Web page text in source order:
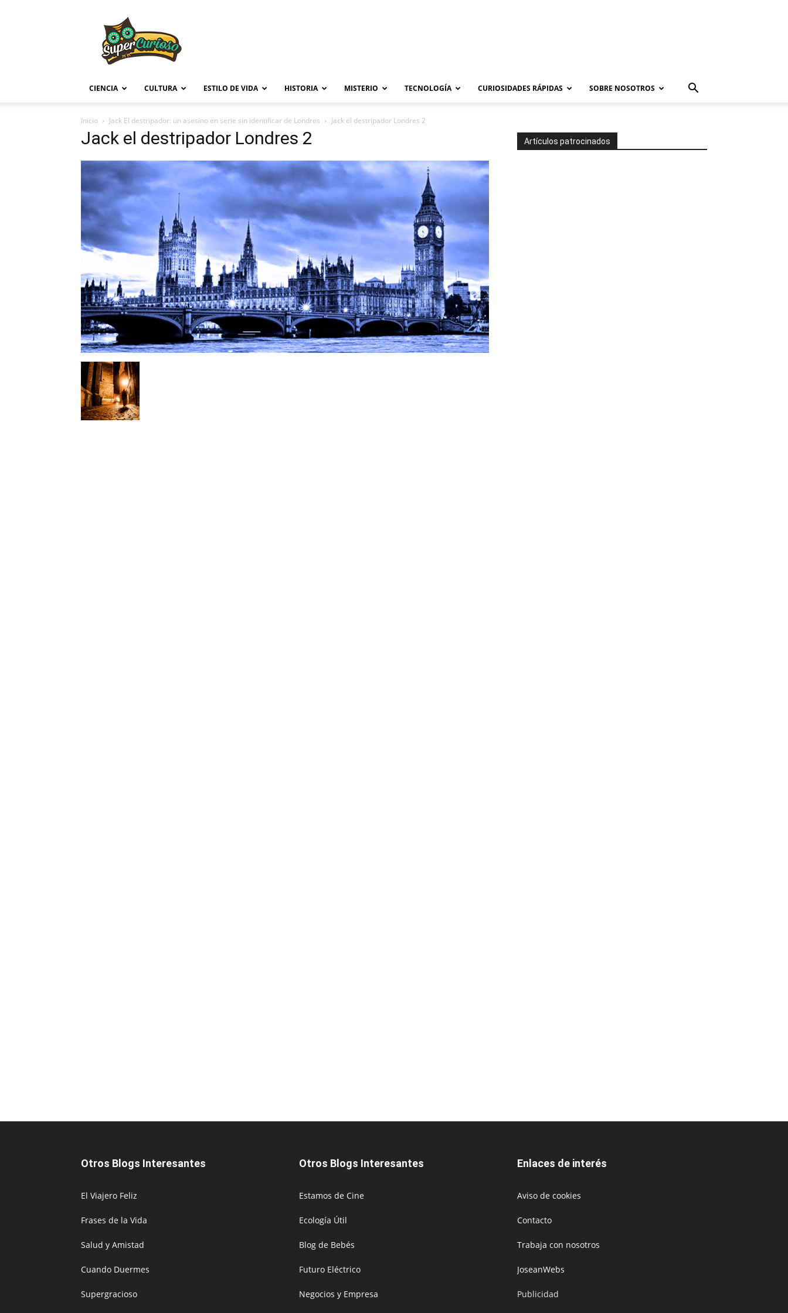
CIENCIA CULTURA ESTILO DE VIDA HISTORIA MISTERIO TECNOLOGÍA CURIOSIDADES RÁPIDAS SOBRE NOSOTROS
Inicio Jack El destripador: un asesino en serie sin identificar de Londres Jack el destripador Londres 2
Jack el destripador Londres 2 Artículos patrocinados
Otros Blogs Interesantes
El Viajero Feliz
Frases de la Vida
Salud y Amistad
Cuando Duermes
Supergracioso
Otros Blogs Interesantes
Estamos de Cine
Ecología Útil
Blog de Bebés
Futuro Eléctrico
Negocios y Empresa
Enlaces de interés
Aviso de cookies
Contacto
Trabaja con nosotros
JoseanWebs
Publicidad